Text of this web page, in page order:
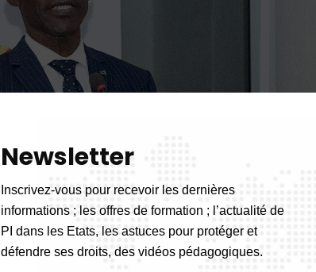
Newsletter
Inscrivez-vous pour recevoir les dernières
informations ; les offres de formation ; l’actualité de
PI dans les Etats, les astuces pour protéger et
défendre ses droits, des vidéos pédagogiques.